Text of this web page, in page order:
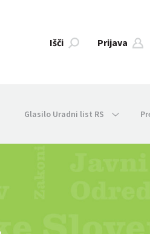
Išči Prijava
Glasilo Uradni list RS